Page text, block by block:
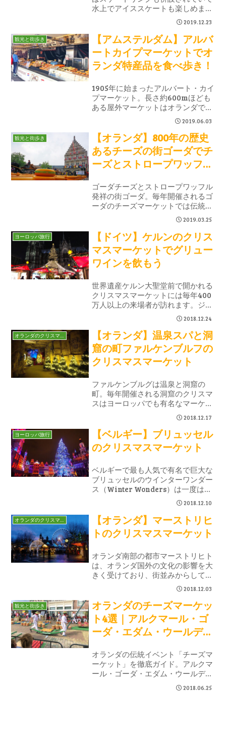
水上でアイススケートも楽しめま
す。運河に架かる橋の下を歩いて通
れるライデンのクリスマスマーケッ
トはトリックアートのような不思議
な感覚。視線が変わるだけで日常と
は違った景色を味わえます。
2019.12.23
観光と街歩き
【アムステルダム】アルバ
ートカイプマーケットでオ
ランダ特産品を食べ歩き！
1905年に始まったアルバート・カイ
プマーケット。長さ約600mほども
ある屋外マーケットはオランダで最
大＆最人気のマーケットで300店以
上の屋台が出店し賑わっています。
ここに来ればオランダの特産品が一
通り食べられることから人気の観光
スポットになっています。
2019.06.03
観光と街歩き
【オランダ】800年の歴史
あるチーズの街ゴーダでチ
ーズとストロープワッフル
ゴーダチーズとストロープワッフル
発祥の街ゴーダ。毎年開催されるゴ
ーダのチーズマーケットでは伝統的
なスタイルを見る事ができます。歴
史ある古都を散策し、焼きたてのス
トロープワッフルを食べて、チーズ
をお土産に購入できるオランダが詰
まった町です。
2019.03.25
ヨーロッパ旅行
【ドイツ】ケルンのクリス
マスマーケットでグリュー
ワインを飲もう
世界遺産ケルン大聖堂前で開かれる
クリスマスマーケットには毎年400
万人以上の来場者が訪れます。ジン
ジャーブレッド、焼き栗、グリュー
ワイン、シュトーレン、アプフェル
シュトゥルーデル、ソーセージ、ビ
ール、花より団子な楽しみ満載な
Xmasです。
2018.12.24
オランダのクリスマス
【オランダ】温泉スパと洞
窟の町ファルケンブルフの
クリスマスマーケット
ファルケンブルグは温泉と洞窟の
町。毎年開催される洞窟のクリスマ
スはヨーロッパでも有名なマーケッ
ト。洞窟でのファンタジー感あふれ
るアンダーグラウンドのXmasマー
ケットです。
2018.12.17
ヨーロッパ旅行
【ベルギー】ブリュッセル
のクリスマスマーケット
ベルギーで最も人気で有名で巨大な
ブリュッセルのウインターワンダー
ス（Winter Wonders）は一度は訪
れたい素敵なクリスマスマーケット
です。とくにグランプラスでの音と
光のショーは見逃せません。キラキ
ラが止まらないXmasマーケットで
す。
2018.12.10
オランダのクリスマス
【オランダ】マーストリヒ
トのクリスマスマーケット
オランダ南部の都市マーストリヒト
は、オランダ国外の文化の影響を大
きく受けており、街並みからしてオ
ランダの歴史ある風景とは少し異な
る都市となっています。マーストリ
ヒトで毎年開かれるクリスマスマー
ケットのマジカル・マーストリヒト
はとても賑やかでキラキラした12月
の夜を演出しています。
2018.12.03
観光と街歩き
オランダのチーズマーケッ
ト4選｜アルクマール・ゴ
ーダ・エダム・ウールデン
オランダの伝統イベント「チーズマ
ーケット」を徹底ガイド。アルクマ
ール・ゴーダ・エダム・ウールデン
の開催情報、歴史、観光の見どころ
をまとめました。アムステルダムか
2018.06.25